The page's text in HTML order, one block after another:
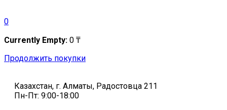
0
Currently Empty: 0 ₸
Продолжить покупки
Казахстан, г. Алматы, Радостовца 211
Пн-Пт: 9:00-18:00